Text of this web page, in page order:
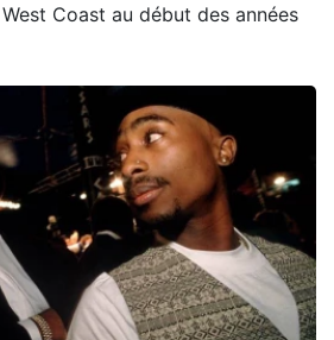
Coast au début des années